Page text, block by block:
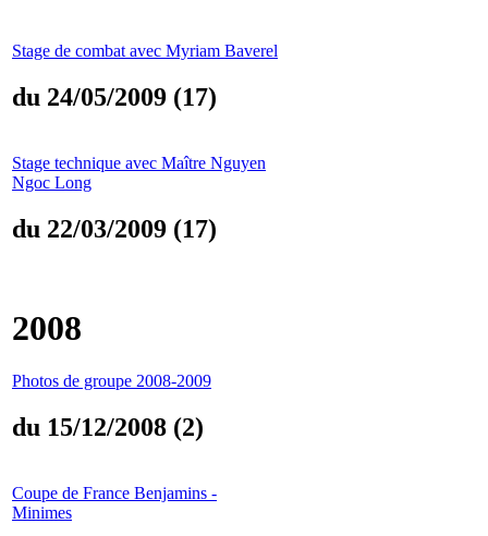
Stage de combat avec Myriam Baverel
du 24/05/2009 (17)
Stage technique avec Maître Nguyen
Ngoc Long
du 22/03/2009 (17)
2008
Photos de groupe 2008-2009
du 15/12/2008 (2)
Coupe de France Benjamins -
Minimes